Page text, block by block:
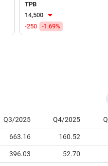
TPB
14,500
-250
-1.69%
Q3/2025 Q4/2025
663.16 160.52
396.03 52.70